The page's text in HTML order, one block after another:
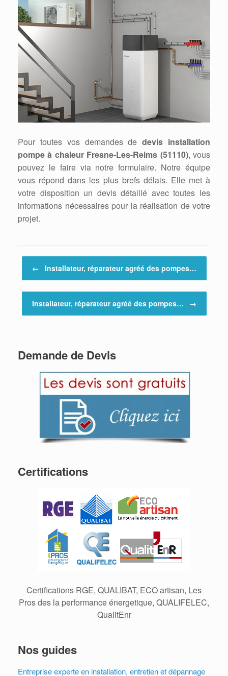
Pour toutes vos demandes dedevis installation
pompe à chaleur Fresne-Les-Reims (51110), vous
pouvez le faire via notre formulaire. Notre équipe
vous répond dans les plus brefs délais. Elle met à
votre disposition un devis détaillé avec toutes les
informations nécessaires pour la réalisation de votre
projet.
← Installateur, réparateur agréé des pompes…
Installateur, réparateur agréé des pompes… →
Demande de Devis
Certifications
Certifications RGE, QUALIBAT, ECO artisan, Les
Pros des la performance énergetique, QUALIFELEC,
QualitEnr
Nos guides
Entreprise experte en installation, entretien et dépannage